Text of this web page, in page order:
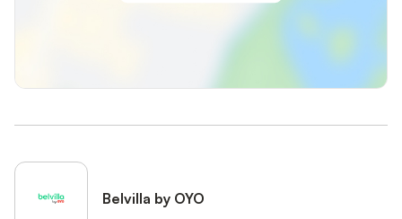
Belvilla by OYO